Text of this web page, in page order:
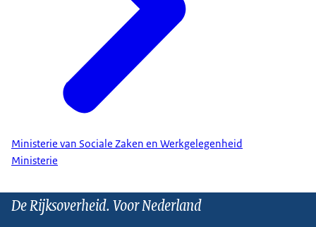
Ministerie van Sociale Zaken en Werkgelegenheid
Ministerie
De Rijksoverheid. Voor Nederland